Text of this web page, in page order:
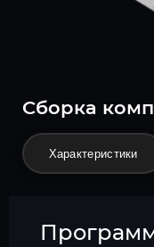
Cборка
Характеристики